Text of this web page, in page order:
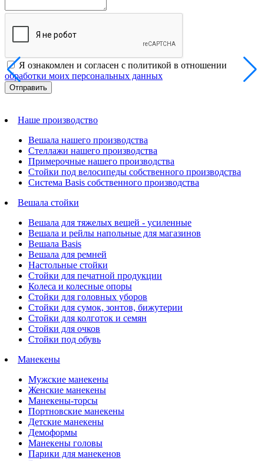
Я ознакомлен и согласен с политикой в отношении
обработки моих персональных данных
Наше производство
Вешала нашего производства
Стеллажи нашего производства
Примерочные нашего производства
Стойки под велосипеды собственного производства
Система Basis собственного производства
Вешала стойки
Вешала для тяжелых вещей - усиленные
Вешала и рейлы напольные для магазинов
Вешала Basis
Вешала для ремней
Настольные стойки
Стойки для печатной продукции
Колеса и колесные опоры
Стойки для головных уборов
Стойки для сумок, зонтов, бижутерии
Стойки для колготок и семян
Стойки для очков
Стойки под обувь
Манекены
Мужские манекены
Женские манекены
Манекены-торсы
Портновские манекены
Детские манекены
Демоформы
Манекены головы
Парики для манекенов